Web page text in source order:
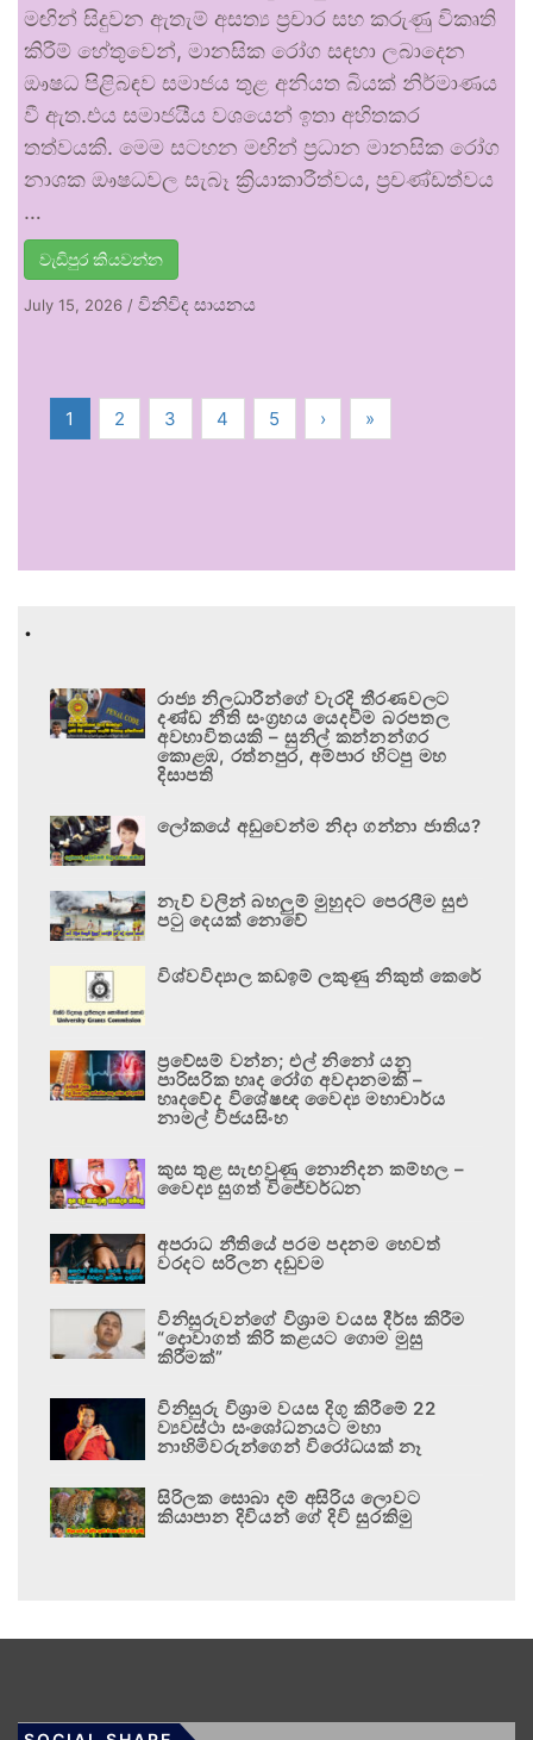
මඟින් සිදුවන ඇතැම් අසත්‍ය ප්‍රචාර සහ කරුණු විකෘති
කිරීම් හේතුවෙන්, මානසික රෝග සඳහා ලබාදෙන
ඖෂධ පිළිබඳව සමාජය තුළ අනියත බියක් නිර්මාණය
වී ඇත.එය සමාජයීය වශයෙන් ඉතා අහිතකර
තත්වයකි. මෙම සටහන මඟින් ප්‍රධාන මානසික රෝග
නාශක ඖෂධවල සැබෑ ක්‍රියාකාරීත්වය, ප්‍රචණ්ඩත්වය
…
වැඩිපුර කියවන්න
July 15, 2026 / විනිවිද සායනය
1 2 3 4 5 › »
.
රාජ්‍ය නිලධාරීන්ගේ වැරදි තීරණවලට
දණ්ඩ නීති සංග්‍රහය යෙදවීම බරපතල
අවභාවිතයකි – සුනිල් කන්නන්ගර
කොළඹ, රත්නපුර, අම්පාර හිටපු මහ
දිසාපති
ලෝකයේ අඩුවෙන්ම නිදා ගන්නා ජාතිය?
නැව් වලින් බහලුම් මුහුදට පෙරලීම සුළු
පටු දෙයක් නොවේ
විශ්වවිද්‍යාල කඩඉම් ලකුණු නිකුත් කෙරේ
ප්‍රවේසම් වන්න; එල් නිනෝ යනු
පාරිසරික හෘද රෝග අවදානමකි –
හෘදවේද විශේෂඥ වෛද්‍ය මහාචාර්ය
නාමල් විජයසිංහ
කුස තුළ සැඟවුණු නොනිදන කම්හල –
වෛද්‍ය සුගත් විජේවර්ධන
අපරාධ නීතියේ පරම පදනම හෙවත්
වරදට සරිලන දඬුවම
විනිසුරුවන්ගේ විශ්‍රාම වයස දීර්ඝ කිරීම
“දොවාගත් කිරි කළයට ගොම මුසු
කිරීමක්”
විනිසුරු විශ්‍රාම වයස දිගු කිරීමේ 22
ව්‍යවස්ථා සංශෝධනයට මහා
නාහිමිවරුන්ගෙන් විරෝධයක් නෑ
සිරිලක සොබා දම් අසිරිය ලොවට
කියාපාන දිවියන් ගේ දිවි සුරකිමු